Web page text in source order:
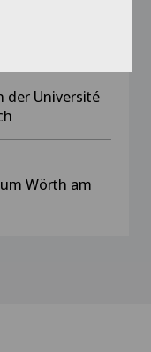
der Université
Wörth am